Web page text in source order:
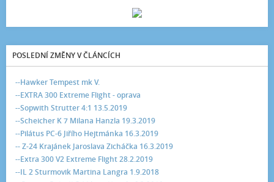
POSLEDNÍ ZMĚNY V ČLÁNCÍCH
--Hawker Tempest mk V.
--EXTRA 300 Extreme Flight - oprava
--Sopwith Strutter 4:1 13.5.2019
--Scheicher K 7 Milana Hanzla 19.3.2019
--Pilátus PC-6 Jiřího Hejtmánka 16.3.2019
-- Z-24 Krajánek Jaroslava Zicháčka 16.3.2019
--Extra 300 V2 Extreme Flight 28.2.2019
--IL 2 Sturmovik Martina Langra 1.9.2018